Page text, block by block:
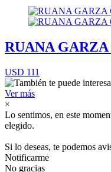
RUANA
USD 111
Ver más
×
Lo sentimos, en este
elegido.
Si lo deseas, te podemos
Notificarme
No gracias